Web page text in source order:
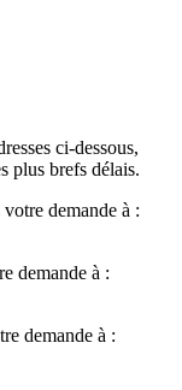
ci-dessous,
plus brefs délais.
demande à :
demande à :
demande à :